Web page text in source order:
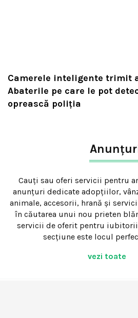
Camerele inteligente trimit
Abaterile pe care le pot
oprească poliția
Cauți sau oferi servicii pentru
anunțuri dedicate adopțiilor,
animale, accesorii, hrană și
în căutarea unui nou prieten
servicii de oferit pentru iubitorii
secțiune este locul
vezi toate